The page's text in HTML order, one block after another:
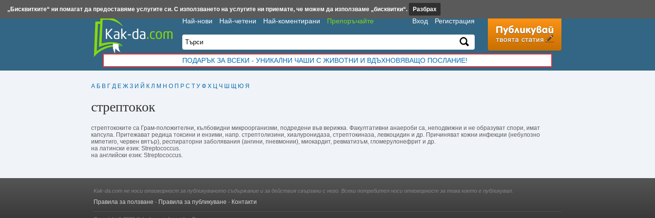
А Б В Г Д Е Ж З И Й К Л М Н О П Р С Т У Ф Х Ц Ч Ш Щ Ю Я
стрептокок
стрептококите са Грам-положителни, кълбовидни микроорганизми, подредени във верижка. Факултативни анаероби са, неподвижни и не образуват спори, имат
капсула. Притежават редица токсини и ензими, напр. стрептолизини, хиалуронидаза, стрептокиназа, левкоцидин и др. Причиняват кожни инфекции (небулозно
импетиго, червен вятър), респираторни заболявания (ангини, пневмонии), миокардит, ревматизъм, гломерулонефрит и др.
на латински език: Streptococcus.
на английски език: Streptococcus.
Най-нови Най-четени Най-коментирани Препоръчайте Вход Регистрация
ПОДАРЪК ЗА ВСЕКИ - УНИКАЛНИ ЧАШИ С ЖИВОТНИ И ВДЪХНОВЯВАЩО ПОСЛАНИЕ!
Insert.bg Framar.bg Kak-da.com Iztochnik.com BauBau.bg NewAge.bg
Kak-da.com не носи отговорност за публикуваното съдържание и за действия свързани с него. Всеки потребител носи отговорност за това което е публикувал.
Правила за ползване · Правила за публикуване · Контакти
„Бисквитките“ ни помагат да предоставяме услугите си. С използването на услугите ни приемате, че можем да използваме „бисквитки“. Разбрах